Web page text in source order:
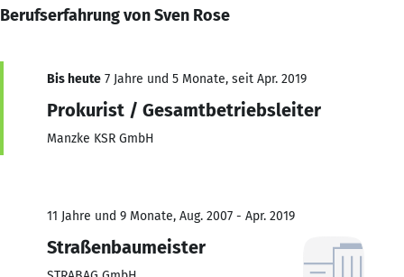
Berufserfahrung von Sven Rose
Bis heute 7 Jahre und 5 Monate, seit Apr. 2019
Prokurist / Gesamtbetriebsleiter
Manzke KSR GmbH
11 Jahre und 9 Monate, Aug. 2007 - Apr. 2019
Straßenbaumeister